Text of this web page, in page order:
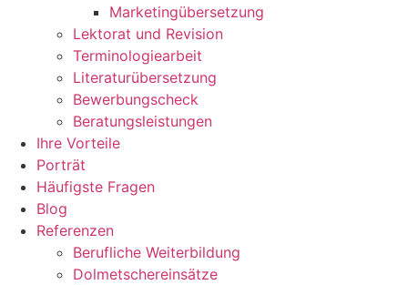
Marketingübersetzung
Lektorat und Revision
Terminologiearbeit
Literaturübersetzung
Bewerbungscheck
Beratungsleistungen
Ihre Vorteile
Porträt
Häufigste Fragen
Blog
Referenzen
Berufliche Weiterbildung
Dolmetschereinsätze